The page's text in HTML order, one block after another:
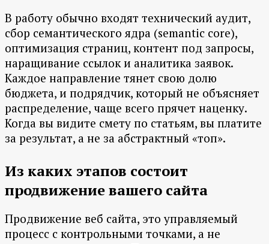
В работу обычно входят технический аудит,
сбор семантического ядра (semantic core),
оптимизация страниц, контент под запросы,
наращивание ссылок и аналитика заявок.
Каждое направление тянет свою долю
бюджета, и подрядчик, который не объясняет
распределение, чаще всего прячет наценку.
Когда вы видите смету по статьям, вы платите
за результат, а не за абстрактный «топ».
Из каких этапов состоит
продвижение вашего сайта
Продвижение веб сайта, это управляемый
процесс с контрольными точками, а не